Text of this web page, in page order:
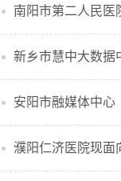
南阳市第二人民医
新乡市慧中大数据
安阳市融媒体中心
濮阳仁济医院现面